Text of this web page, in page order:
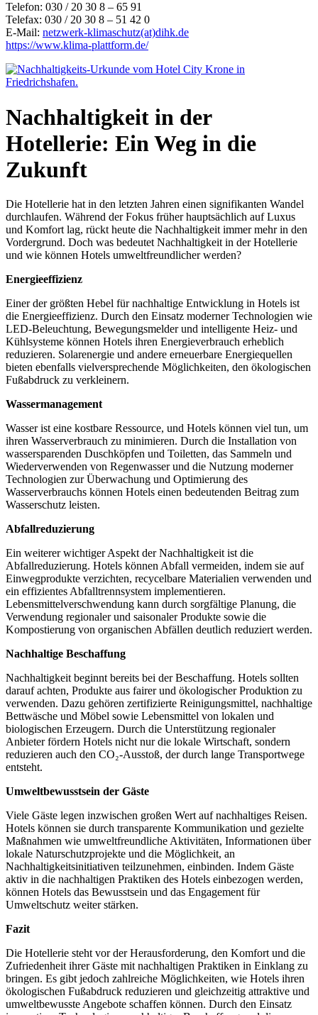
Telefon: 030 / 20 30 8 – 65 91
Telefax: 030 / 20 30 8 – 51 42 0
E-Mail: netzwerk-klimaschutz(at)dihk.de
https://www.klima-plattform.de/
Nachhaltigkeit in der
Hotellerie: Ein Weg in die
Zukunft
Die Hotellerie hat in den letzten Jahren einen signifikanten Wandel
durchlaufen. Während der Fokus früher hauptsächlich auf Luxus
und Komfort lag, rückt heute die Nachhaltigkeit immer mehr in den
Vordergrund. Doch was bedeutet Nachhaltigkeit in der Hotellerie
und wie können Hotels umweltfreundlicher werden?
Energieeffizienz
Einer der größten Hebel für nachhaltige Entwicklung in Hotels ist
die Energieeffizienz. Durch den Einsatz moderner Technologien wie
LED-Beleuchtung, Bewegungsmelder und intelligente Heiz- und
Kühlsysteme können Hotels ihren Energieverbrauch erheblich
reduzieren. Solarenergie und andere erneuerbare Energiequellen
bieten ebenfalls vielversprechende Möglichkeiten, den ökologischen
Fußabdruck zu verkleinern.
Wassermanagement
Wasser ist eine kostbare Ressource, und Hotels können viel tun, um
ihren Wasserverbrauch zu minimieren. Durch die Installation von
wassersparenden Duschköpfen und Toiletten, das Sammeln und
Wiederverwenden von Regenwasser und die Nutzung moderner
Technologien zur Überwachung und Optimierung des
Wasserverbrauchs können Hotels einen bedeutenden Beitrag zum
Wasserschutz leisten.
Abfallreduzierung
Ein weiterer wichtiger Aspekt der Nachhaltigkeit ist die
Abfallreduzierung. Hotels können Abfall vermeiden, indem sie auf
Einwegprodukte verzichten, recycelbare Materialien verwenden und
ein effizientes Abfalltrennsystem implementieren.
Lebensmittelverschwendung kann durch sorgfältige Planung, die
Verwendung regionaler und saisonaler Produkte sowie die
Kompostierung von organischen Abfällen deutlich reduziert werden.
Nachhaltige Beschaffung
Nachhaltigkeit beginnt bereits bei der Beschaffung. Hotels sollten
darauf achten, Produkte aus fairer und ökologischer Produktion zu
verwenden. Dazu gehören zertifizierte Reinigungsmittel, nachhaltige
Bettwäsche und Möbel sowie Lebensmittel von lokalen und
biologischen Erzeugern. Durch die Unterstützung regionaler
Anbieter fördern Hotels nicht nur die lokale Wirtschaft, sondern
reduzieren auch den CO₂-Ausstoß, der durch lange Transportwege
entsteht.
Umweltbewusstsein der Gäste
Viele Gäste legen inzwischen großen Wert auf nachhaltiges Reisen.
Hotels können sie durch transparente Kommunikation und gezielte
Maßnahmen wie umweltfreundliche Aktivitäten, Informationen über
lokale Naturschutzprojekte und die Möglichkeit, an
Nachhaltigkeitsinitiativen teilzunehmen, einbinden. Indem Gäste
aktiv in die nachhaltigen Praktiken des Hotels einbezogen werden,
können Hotels das Bewusstsein und das Engagement für
Umweltschutz weiter stärken.
Fazit
Die Hotellerie steht vor der Herausforderung, den Komfort und die
Zufriedenheit ihrer Gäste mit nachhaltigen Praktiken in Einklang zu
bringen. Es gibt jedoch zahlreiche Möglichkeiten, wie Hotels ihren
ökologischen Fußabdruck reduzieren und gleichzeitig attraktive und
umweltbewusste Angebote schaffen können. Durch den Einsatz